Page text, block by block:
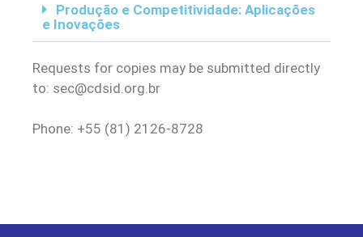
Produção e Competitividade: Aplicações
e Inovações
Requests for copies may be submitted directly
to: sec@cdsid.org.br
Phone: +55 (81) 2126-8728